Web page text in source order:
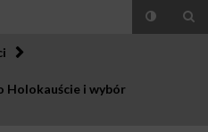
Holokauście i wybór